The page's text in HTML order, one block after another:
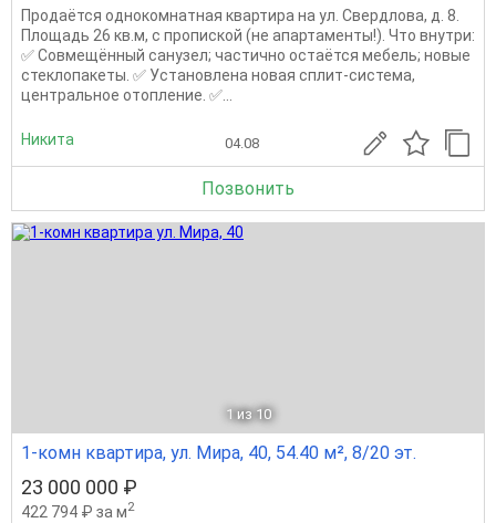
Продаётся однокомнатная квартира на ул. Свердлова, д. 8.
Площадь 26 кв.м, с пропиской (не апартаменты!). Что внутри:
✅ Совмещённый санузел; частично остаётся мебель; новые
стеклопакеты. ✅ Установлена новая сплит-система,
центральное отопление. ✅...
Никита 04.08
Позвонить
1 из 10
1-комн квартира, ул. Мира, 40, 54.40 м², 8/20 эт.
23 000 000 ₽
422 794 ₽ за м2